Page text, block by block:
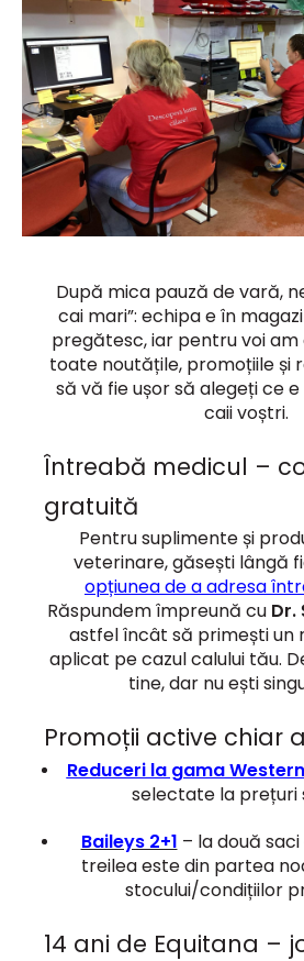
După mica pauză de vară,
cai mari”: echipa e în
pregătesc, iar pentru voi am
toate noutățile, promoțiile și
să vă fie ușor să alegeți ce
caii voștri.
Întreabă medicul –
gratuită
Pentru suplimente și
veterinare, găsești lângă
opțiunea de a adresa
Răspundem împreună cu Dr.
astfel încât să primești un
aplicat pe cazul calului tău.
tine, dar nu ești
Promoții active chiar
Reduceri la gama Western
selectate la prețuri
Baileys 2+1 – la două
treilea este din partea
stocului/condițiilor
14 ani de Equitana –